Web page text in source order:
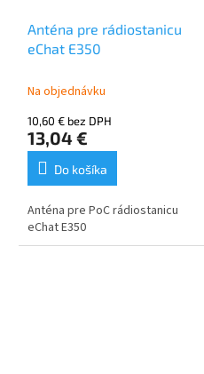
Anténa pre rádiostanicu
eChat E350
Na objednávku
10,60 € bez DPH
13,04 €
Do košíka
Anténa pre PoC rádiostanicu
eChat E350